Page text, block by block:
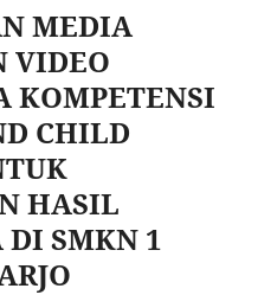
MEDIA
VIDEO
KOMPETENSI
CHILD
HASIL
DI SMKN 1